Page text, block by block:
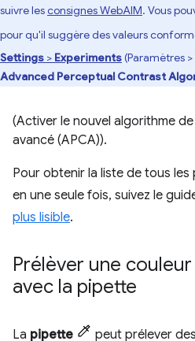
suivre lesconsignes WebAIM. Vous
pour qu'il suggère des valeurs
Settings > Experiments(Paramètres
Advanced Perceptual Contrast
(Activer le nouvel algorithme
avancé (APCA)).
Pour obtenir la liste de tous
en une seule fois, suivez le
plus lisible.
Prélèver une
avec la pipette
La pipette
peut prélever